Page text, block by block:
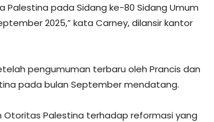
Palestina pada Sidang ke-80 Sidang Umum
2025,” kata Carney, dilansir kantor
pengumuman terbaru oleh Prancis dan
pada bulan September mendatang.
Otoritas Palestina terhadap reformasi yang